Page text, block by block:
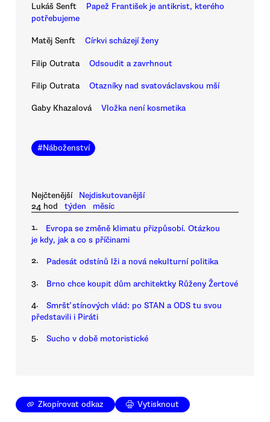
Lukáš Senft
Papež František je antikrist, kterého
potřebujeme
Matěj Senft Církvi scházejí ženy
Filip Outrata Odsoudit a zavrhnout
Filip Outrata Otazníky nad svatováclavskou mší
Gaby Khazalová Vložka není kosmetika
#Náboženství
Nejčtenější
Nejdiskutovanější
24 hod
týden měsíc
1.
Evropa se změně klimatu přizpůsobí. Otázkou
je kdy, jak a co s příčinami
2. Padesát odstínů lži a nová nekulturní politika
3. Brno chce koupit dům architektky Růženy Žertové
4.
Smršť stínových vlád: po STAN a ODS tu svou
představili i Piráti
5. Sucho v době motoristické
Zkopírovat odkaz Vytisknout